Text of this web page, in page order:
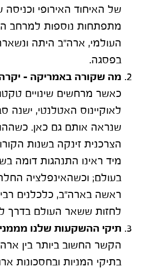
של האיחוד האירופי וכניסה
מתפתחות נוספות למרחב
העולמי, ארה"ב היתה
בפסגה.
מה שקורה באמריקה –
כאשר מרחשים שינויים
לאוקיינוס האטלנטי, ישנה
שנראה אותם גם כאן.
הצרכנית זינקה בשנות
מיד ראינו התנהגות דומה
בעולם; וכשהאינפלציה
ראשה בארה"ב, כלכלנים
לחזות ששאר העולם בדרך
תיקי ההשקעות שלנו
הקשר החשוב ביותר בין
בתיקי המניות ובחסכונות